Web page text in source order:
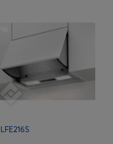
LFE216S